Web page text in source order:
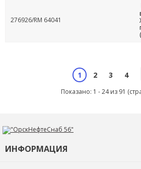
276926/RM 64041
1 2 3 4
Показано: 1 - 24 из 91
ИНФОРМАЦИЯ